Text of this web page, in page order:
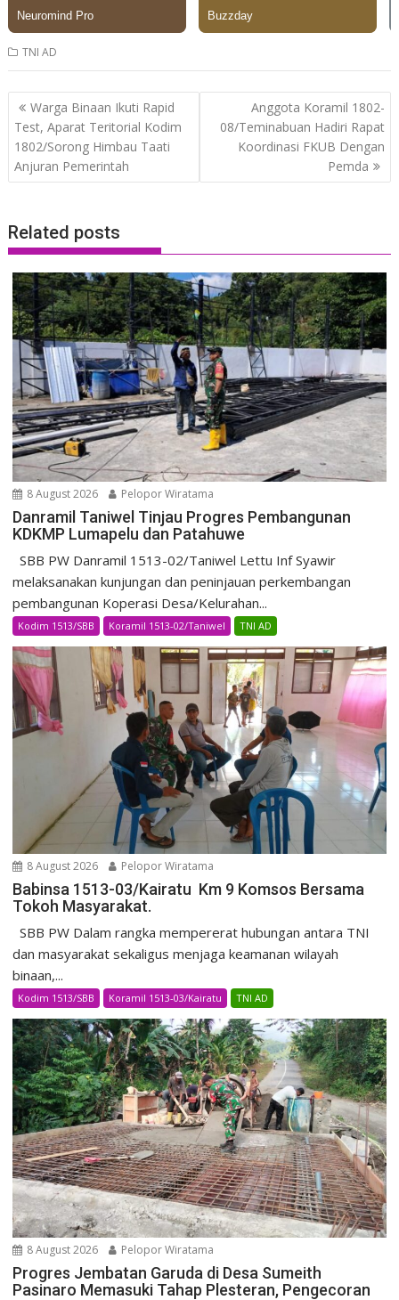
TNI AD
Post
navigation
Warga Binaan Ikuti Rapid
Test, Aparat Teritorial Kodim
1802/Sorong Himbau Taati
Anjuran Pemerintah
Anggota Koramil 1802-
08/Teminabuan Hadiri Rapat
Koordinasi FKUB Dengan
Pemda
Related posts
8 August 2026 Pelopor Wiratama
Danramil Taniwel Tinjau Progres Pembangunan
KDKMP Lumapelu dan Patahuwe
SBB PW Danramil 1513-02/Taniwel Lettu Inf Syawir
melaksanakan kunjungan dan peninjauan perkembangan
pembangunan Koperasi Desa/Kelurahan...
Kodim 1513/SBB Koramil 1513-02/Taniwel TNI AD
8 August 2026 Pelopor Wiratama
Babinsa 1513-03/Kairatu Km 9 Komsos Bersama
Tokoh Masyarakat.
SBB PW Dalam rangka mempererat hubungan antara TNI
dan masyarakat sekaligus menjaga keamanan wilayah
binaan,...
Kodim 1513/SBB Koramil 1513-03/Kairatu TNI AD
8 August 2026 Pelopor Wiratama
Progres Jembatan Garuda di Desa Sumeith
Pasinaro Memasuki Tahap Plesteran, Pengecoran